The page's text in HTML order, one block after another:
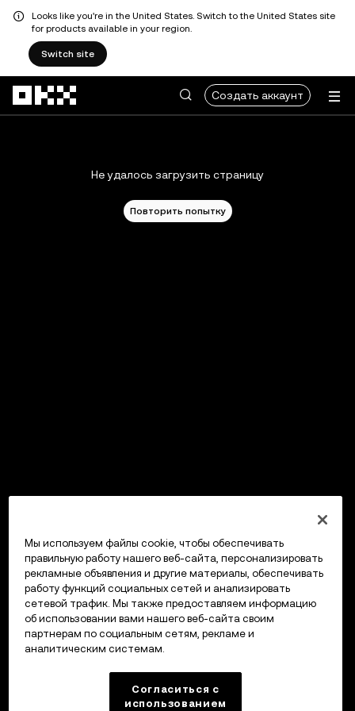
Looks like you're in the United States. Switch to the United States site
for products available in your region.
Switch site
Создать аккаунт
Не удалось загрузить страницу
Повторить попытку
Мы используем файлы cookie, чтобы обеспечивать
правильную работу нашего веб-сайта, персонализировать
рекламные объявления и другие материалы, обеспечивать
работу функций социальных сетей и анализировать
сетевой трафик. Мы также предоставляем информацию
об использовании вами нашего веб-сайта своим
партнерам по социальным сетям, рекламе и
аналитическим системам.
Согласиться с
использованием